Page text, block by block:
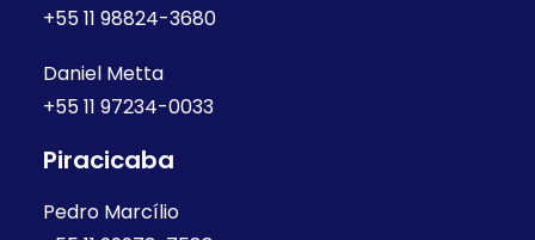
+55 11 98824-3680
Daniel Metta
+55 11 97234-0033
Piracicaba
Pedro Marcílio